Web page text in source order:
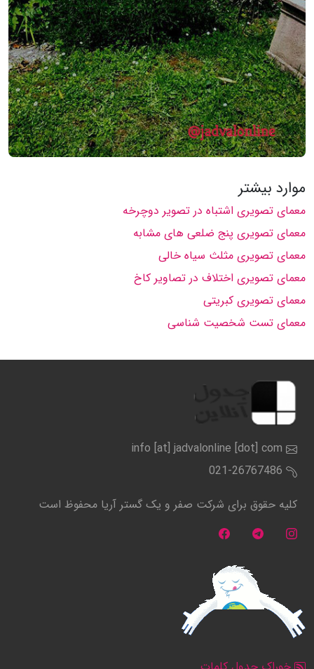
موارد بیشتر
معمای تصویری اشتباه در تصویر دوچرخه
معمای تصویری پنج ضلعی های مشابه
معمای تصویری مثلث سیاه خالی
معمای تصویری اختلاف در تصاویر کاخ
معمای تصویری کبریتی
معمای تست شخصیت شناسی
info [at] jadvalonline [dot] com
021-26767486
کلیه حقوق برای شرکت صفر و یک گستر آریا محفوظ است